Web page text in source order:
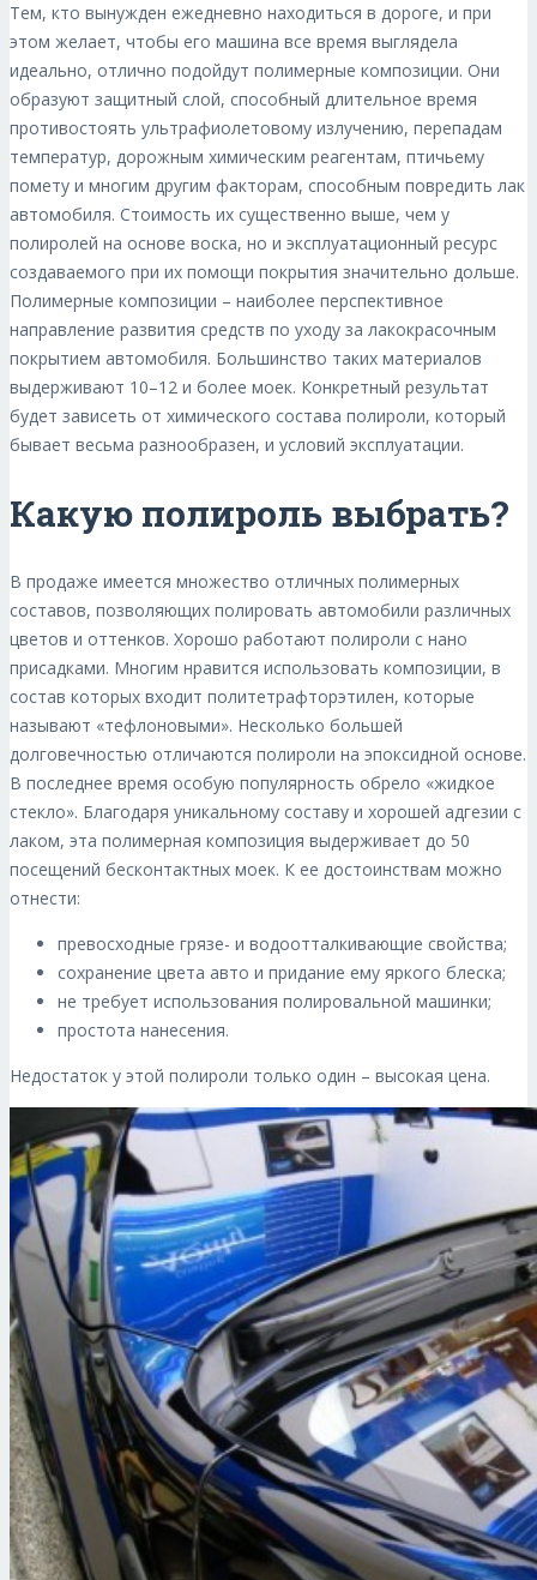
Тем, кто вынужден ежедневно находиться в дороге, и при
этом желает, чтобы его машина все время выглядела
идеально, отлично подойдут полимерные композиции. Они
образуют защитный слой, способный длительное время
противостоять ультрафиолетовому излучению, перепадам
температур, дорожным химическим реагентам, птичьему
помету и многим другим факторам, способным повредить лак
автомобиля. Стоимость их существенно выше, чем у
полиролей на основе воска, но и эксплуатационный ресурс
создаваемого при их помощи покрытия значительно дольше.
Полимерные композиции – наиболее перспективное
направление развития средств по уходу за лакокрасочным
покрытием автомобиля. Большинство таких материалов
выдерживают 10–12 и более моек. Конкретный результат
будет зависеть от химического состава полироли, который
бывает весьма разнообразен, и условий эксплуатации.
Какую полироль выбрать?
В продаже имеется множество отличных полимерных
составов, позволяющих полировать автомобили различных
цветов и оттенков. Хорошо работают полироли с нано
присадками. Многим нравится использовать композиции, в
состав которых входит политетрафторэтилен, которые
называют «тефлоновыми». Несколько большей
долговечностью отличаются полироли на эпоксидной основе.
В последнее время особую популярность обрело «жидкое
стекло». Благодаря уникальному составу и хорошей адгезии с
лаком, эта полимерная композиция выдерживает до 50
посещений бесконтактных моек. К ее достоинствам можно
отнести:
превосходные грязе- и водоотталкивающие свойства;
сохранение цвета авто и придание ему яркого блеска;
не требует использования полировальной машинки;
простота нанесения.
Недостаток у этой полироли только один – высокая цена.